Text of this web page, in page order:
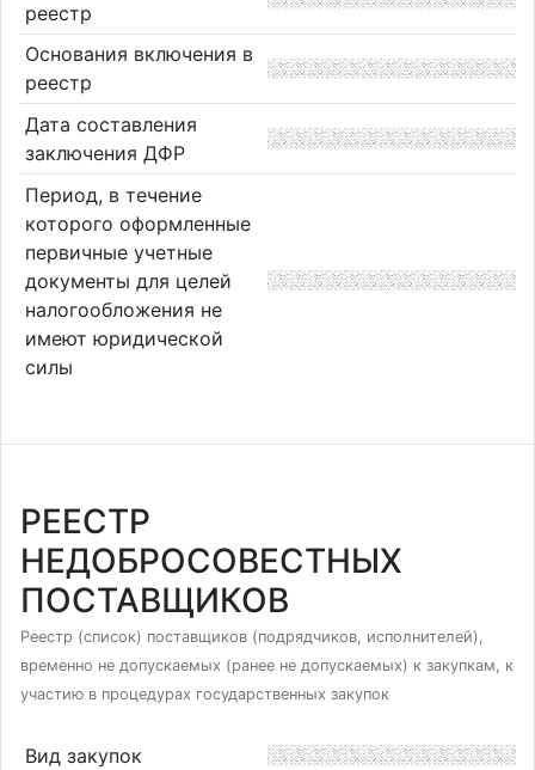
реестр
Основания включения в
реестр
Дата составления
заключения ДФР
Период, в течение
которого оформленные
первичные учетные
документы для целей
налогообложения не
имеют юридической
силы
РЕЕСТР
НЕДОБРОСОВЕСТНЫХ
ПОСТАВЩИКОВ
Реестр (список) поставщиков (подрядчиков, исполнителей),
временно не допускаемых (ранее не допускаемых) к закупкам, к
участию в процедурах государственных закупок
Вид закупок